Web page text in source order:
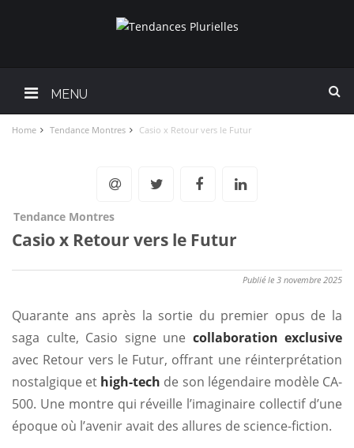
MENU
Home Tendance Montres Casio x Retour vers le Futur
Tendance Montres
Casio x Retour vers le Futur
Publié le 3 novembre 2025
Quarante ans après la sortie du premier opus de la
saga culte, Casio signe une collaboration exclusive
avec Retour vers le Futur, offrant une réinterprétation
nostalgique et high-tech de son légendaire modèle CA-
500. Une montre qui réveille l’imaginaire collectif d’une
époque où l’avenir avait des allures de science-fiction.